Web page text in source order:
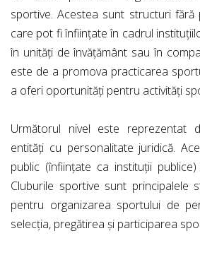
sportive. Acestea sunt structuri fără
care pot fi înființate în cadrul
în unități de învățământ sau în
este de a promova practicarea
a oferi oportunități pentru activități
Următorul nivel este reprezentat
entități cu personalitate juridică.
public (înființate ca instituții
Cluburile sportive sunt principalele
pentru organizarea sportului de
selecția, pregătirea și participarea